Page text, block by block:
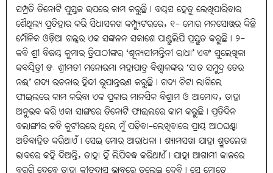
ସମ୍ପ୍ରତି ତିନୋଟି ପୁସ୍ତକ ଉପରେ କାମ କରୁଛି। ବୟସ ହେତୁ ଲେଖିପାରିବାର
ଶୈଥିଲ୍ୟ ପ୍ରତିହାର କରି ସିଧାସଳଖ କମ୍ପ୍ୟୁଟରରେ, ୧- ମୋର ମନସୋତ୍ତର କିଛି
ମୌଳିକ ଓଡ଼ିଆ ଗଳ୍ପର ଏକ ସଙ୍କଳନ ସକାଶେ ପାଣ୍ଡୁଲିପି ପ୍ରସ୍ତୁତ କରୁଛି। ୨-
କବି ଶ୍ରୀ ବିଜୟ କୁମାର ତ୍ରିପାଠୀଙ୍କର ‘ଶୂନ୍ୟସୀମନ୍ତିନୀ ରାଧା’ ଏବଂ ସୁଲେଖିକା
କବୟିତ୍ରୀ ଡ. ଶ୍ରୀମତୀ ମନୋରମା ମହାପାତ୍ର ବିଶ୍ବାଳଙ୍କର ‘ସାତ ସମୁଦ୍ର ତେର
ନଈ’ ଗଦ୍ୟ ରଚନାର ହିନ୍ଦୀ ରୂପାନ୍ତରଣ କରୁଛି। ଗଦ୍ୟ ଚିଟା ଲାଗିଲେ
ଫାଇଲରେ କାମ କରିବା ଏକ ପ୍ରକାର ମାନସିକ ବିଶ୍ରାମ ଓ ଆମୋଦ, ତାହା
ଅନୁଭବ କରି ଏକା ସାଙ୍ଗରେ ତିନୋଟି ଫାଇଲରେ କାମ କରୁଛି। ପ୍ରତିଦିନ
ବଲାଙ୍ଗୀର କବି କୁଟୀରରେ ଥିଲେ ମୁଁ ପଢ଼ିବା-ଲେଖିବାରେ ପ୍ରାୟ ଆଠଘଣ୍ଟା
ଅତିବାହିତ କରିଥାଏଁ। ସେଇ ମୋର ଆରାଧନା। ଶ୍ୟାମସଖା ଯାହା ଶ୍ରୁତଲେଖ
ଭାବରେ କହି ଦିଅନ୍ତି, ତାହା ହିଁ ଲିପିବଦ୍ଧ କରିଥାଏଁ। ଯାହା ଆଗାମୀ କାଳରେ